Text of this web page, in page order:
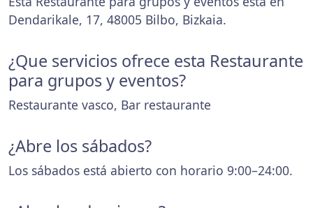
Dendarikale, 17, 48005 Bilbo, Bizkaia.
¿Que servicios ofrece esta Restaurante
para grupos y eventos?
Restaurante vasco, Bar restaurante
¿Abre los sábados?
Los sábados está abierto con horario 9:00–24:00.